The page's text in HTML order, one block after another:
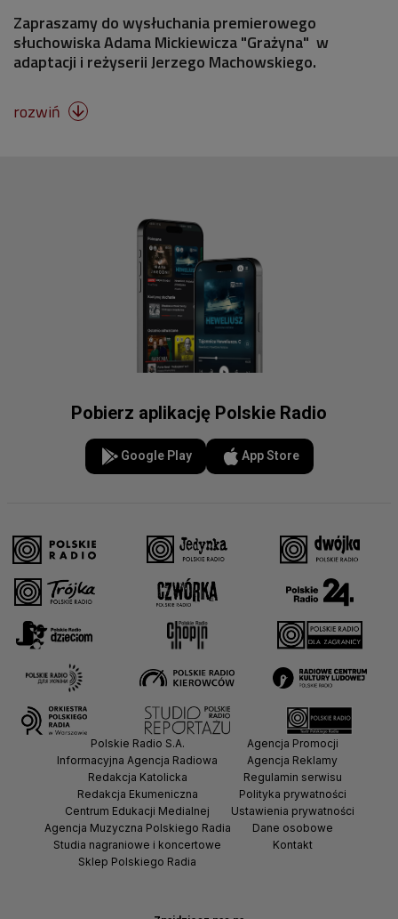
Zapraszamy do wysłuchania premierowego
słuchowiska Adama Mickiewicza "Grażyna" w
adaptacji i reżyserii Jerzego Machowskiego.
rozwiń 
Pobierz aplikację Polskie Radio
Google Play App Store
Polskie Radio S.A.
Informacyjna Agencja Radiowa
Redakcja Katolicka
Redakcja Ekumeniczna
Centrum Edukacji Medialnej
Agencja Muzyczna Polskiego Radia
Studia nagraniowe i koncertowe
Sklep Polskiego Radia
Agencja Promocji
Agencja Reklamy
Regulamin serwisu
Polityka prywatności
Ustawienia prywatności
Dane osobowe
Kontakt